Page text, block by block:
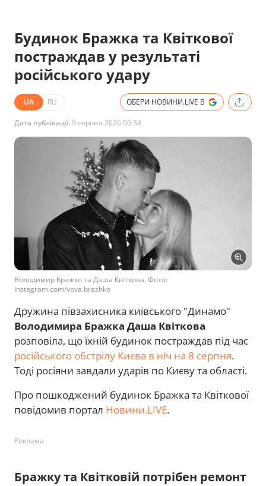
Будинок Бражка та Квіткової
постраждав у результаті
російського удару
UA RU ОБЕРИ НОВИНИ.LIVE В
Дата публікації:9 серпня 2026 00:34
Володимир Бражко та Даша Квіткова. Фото:
instagram.com/vova.brazhko
Дружина півзахисника київського "Динамо"
Володимира Бражка Даша Квіткова
розповіла, що їхній будинок постраждав під час
російського обстрілу Києва в ніч на 8 серпня.
Тоді росіяни завдали ударів по Києву та області.
Про пошкоджений будинок Бражка та Квіткової
повідомив портал Новини.LIVE.
Реклама
Бражку та Квітковій потрібен ремонт